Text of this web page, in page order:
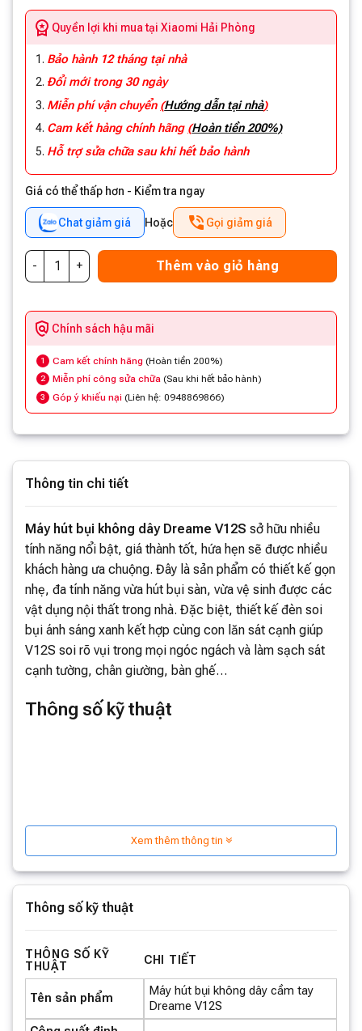
Quyền lợi khi mua tại Xiaomi Hải Phòng
Bảo hành 12 tháng tại nhà
Đổi mới trong 30 ngày
Miễn phí vận chuyển (Hướng dẫn tại nhà)
Cam kết hàng chính hãng (Hoàn tiền 200%)
Hỗ trợ sửa chữa sau khi hết bảo hành
Giá có thể thấp hơn - Kiểm tra ngay
Chat giảm giá Hoặc Gọi giảm giá
Thêm vào giỏ hàng
Chính sách hậu mãi
1 Cam kết chính hãng (Hoàn tiền 200%)
2 Miễn phí công sửa chữa (Sau khi hết bảo hành)
3 Góp ý khiếu nại (Liên hệ: 0948869866)
Thông tin chi tiết
Máy hút bụi không dây Dreame V12S sở hữu nhiều
tính năng nổi bật, giá thành tốt, hứa hẹn sẽ được nhiều
khách hàng ưa chuộng. Đây là sản phẩm có thiết kế gọn
nhẹ, đa tính năng vừa hút bụi sàn, vừa vệ sinh được các
vật dụng nội thất trong nhà. Đặc biệt, thiết kế đèn soi
bụi ánh sáng xanh kết hợp cùng con lăn sát cạnh giúp
V12S soi rõ vụi trong mọi ngóc ngách và làm sạch sát
cạnh tường, chân giường, bàn ghế…
Thông số kỹ thuật
Xem thêm thông tin
Thông số kỹ thuật
THÔNG SỐ KỸ
THUẬT
CHI TIẾT
Tên sản phẩm
Máy hút bụi không dây cầm tay
Dreame V12S